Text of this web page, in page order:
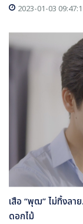
2023-01-03
เสือ “พุฒ” ไม่ทิ้งลา
ดอกไม้